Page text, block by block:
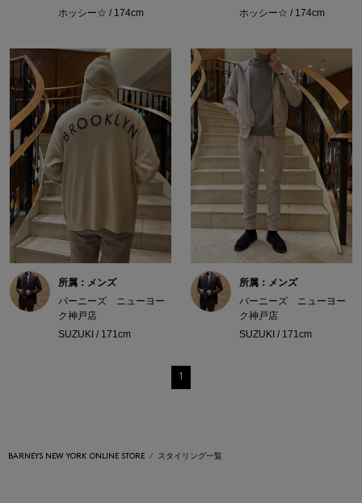
ホッシー☆ / 174cm
ホッシー☆ / 174cm
所属：メンズ
バーニーズ ニューヨー
ク神戸店
SUZUKI / 171cm
所属：メンズ
バーニーズ ニューヨー
ク神戸店
SUZUKI / 171cm
1
BARNEYS NEW YORK ONLINE STORE スタイリング一覧